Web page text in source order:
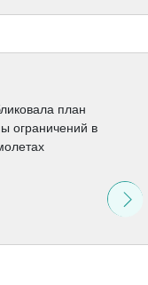
план
ограничений в